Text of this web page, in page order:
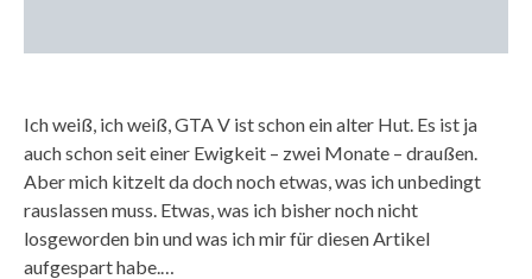
Ich weiß, ich weiß, GTA V ist schon ein alter Hut. Es ist ja
auch schon seit einer Ewigkeit – zwei Monate – draußen.
Aber mich kitzelt da doch noch etwas, was ich unbedingt
rauslassen muss. Etwas, was ich bisher noch nicht
losgeworden bin und was ich mir für diesen Artikel
aufgespart habe.…